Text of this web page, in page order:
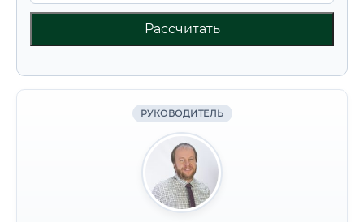
Рассчитать
РУКОВОДИТЕЛЬ